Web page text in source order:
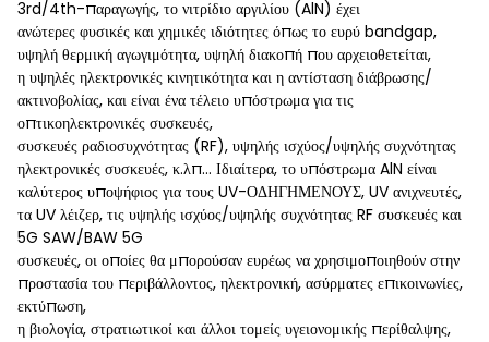
3rd/4th-παραγωγής, το νιτρίδιο αργιλίου (AlN) έχει
ανώτερες φυσικές και χημικές ιδιότητες όπως το ευρύ bandgap,
υψηλή θερμική αγωγιμότητα, υψηλή διακοπή που αρχειοθετείται,
η υψηλές ηλεκτρονικές κινητικότητα και η αντίσταση διάβρωσης/
ακτινοβολίας, και είναι ένα τέλειο υπόστρωμα για τις
οπτικοηλεκτρονικές συσκευές,
συσκευές ραδιοσυχνότητας (RF), υψηλής ισχύος/υψηλής συχνότητας
ηλεκτρονικές συσκευές, κ.λπ… Ιδιαίτερα, το υπόστρωμα AlN είναι
καλύτερος υποψήφιος για τους UV-ΟΔΗΓΗΜΕΝΟΥΣ, UV ανιχνευτές,
τα UV λέιζερ, τις υψηλής ισχύος/υψηλής συχνότητας RF συσκευές και
5G SAW/BAW 5G
συσκευές, οι οποίες θα μπορούσαν ευρέως να χρησιμοποιηθούν στην
προστασία του περιβάλλοντος, ηλεκτρονική, ασύρματες επικοινωνίες,
εκτύπωση,
η βιολογία, στρατιωτικοί και άλλοι τομείς υγειονομικής περίθαλψης,